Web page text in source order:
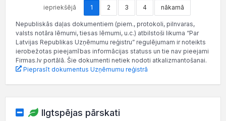
iepriekšējā 1 2 3 4 nākamā
Nepubliskās daļas dokumentiem (piem., protokoli, pilnvaras,
valsts notāra lēmumi, tiesas lēmumi, u.c.) atbilstoši likuma “Par
Latvijas Republikas Uzņēmumu reģistru” regulējumam ir noteikts
ierobežotas pieejamības informācijas statuss un tie nav pieejami
Firmas.lv portālā. Šie dokumenti netiek nodoti atkalizmantošanai.
Pieprasīt dokumentus Uzņēmumu reģistrā
Ilgtspējas pārskati